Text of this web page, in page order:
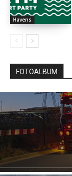
Havens
FOTOALBUM